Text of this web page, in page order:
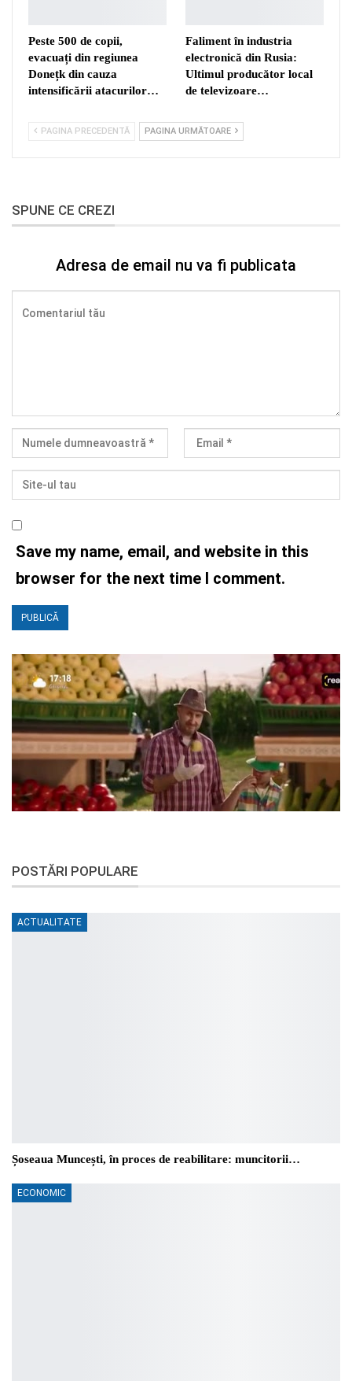
Peste 500 de copii,
evacuați din regiunea
Donețk din cauza
intensificării atacurilor…
Faliment în industria
electronică din Rusia:
Ultimul producător local
de televizoare…
PAGINA PRECEDENTĂ PAGINA URMĂTOARE
SPUNE CE CREZI
Adresa de email nu va fi publicata
Save my name, email, and website in this
browser for the next time I comment.
POSTĂRI POPULARE
ACTUALITATE
Șoseaua Muncești, în proces de reabilitare: muncitorii…
ECONOMIC